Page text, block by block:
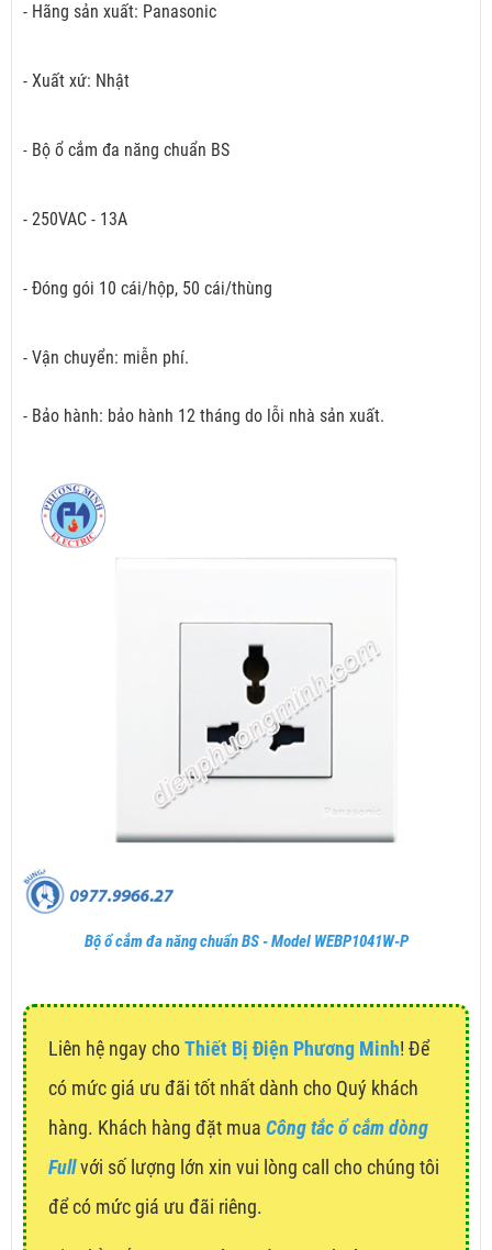
- Hãng sản xuất: Panasonic
- Xuất xứ: Nhật
- Bộ ổ cắm đa năng chuẩn BS
- 250VAC - 13A
- Đóng gói 10 cái/hộp, 50 cái/thùng
- Vận chuyển: miễn phí.
- Bảo hành: bảo hành 12 tháng do lỗi nhà sản xuất.
Bộ ổ cắm đa năng chuẩn BS - Model WEBP1041W-P
Liên hệ ngay choThiết Bị Điện Phương Minh! Để
có mức giá ưu đãi tốt nhất dành cho Quý khách
hàng. Khách hàng đặt mua Công tắc ổ cắm dòng
Fullvới số lượng lớn xin vui lòng call cho chúng tôi
để có mức giá ưu đãi riêng.